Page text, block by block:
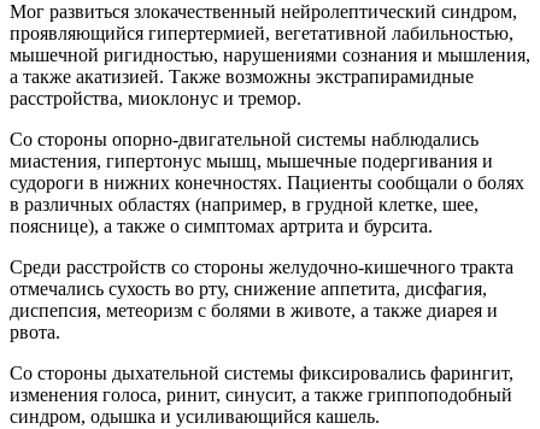
Мог развиться злокачественный нейролептический синдром,
проявляющийся гипертермией, вегетативной лабильностью,
мышечной ригидностью, нарушениями сознания и мышления,
а также акатизией. Также возможны экстрапирамидные
расстройства, миоклонус и тремор.
Со стороны опорно-двигательной системы наблюдались
миастения, гипертонус мышц, мышечные подергивания и
судороги в нижних конечностях. Пациенты сообщали о болях
в различных областях (например, в грудной клетке, шее,
пояснице), а также о симптомах артрита и бурсита.
Среди расстройств со стороны желудочно-кишечного тракта
отмечались сухость во рту, снижение аппетита, дисфагия,
диспепсия, метеоризм с болями в животе, а также диарея и
рвота.
Со стороны дыхательной системы фиксировались фарингит,
изменения голоса, ринит, синусит, а также гриппоподобный
синдром, одышка и усиливающийся кашель.